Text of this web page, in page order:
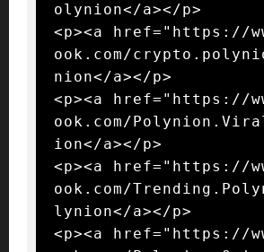
olynion</a></p>
<p><a href="https://
ook.com/
nion</a></p>
<p><a href="https://
ook.com/
ion</a></p>
<p><a href="https://
ook.com/
lynion</a></p>
<p><a href="https://